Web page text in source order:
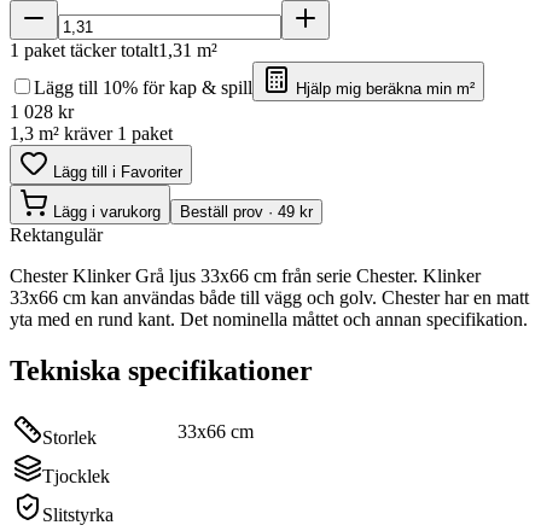
1 paket täcker totalt1,31 m²
Lägg till 10% för kap & spill
Hjälp mig beräkna min m²
1 028 kr
1,3 m² kräver 1 paket
Lägg till i Favoriter
Lägg i varukorg Beställ prov · 49 kr
Rektangulär
Chester Klinker Grå ljus 33x66 cm från serie Chester. Klinker
33x66 cm kan användas både till vägg och golv. Chester har en matt
yta med en rund kant. Det nominella måttet och annan specifikation.
Tekniska specifikationer
Storlek 33x66 cm
Tjocklek
Slitstyrka